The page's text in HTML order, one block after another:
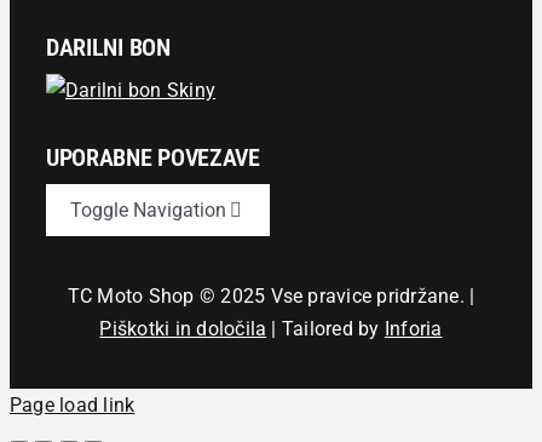
DARILNI BON
UPORABNE POVEZAVE
Toggle Navigation
Pogoji nakupa
TC Moto Shop © 2025 Vse pravice pridržane. |
Piškotki in določila | Tailored by Inforia
Page load link